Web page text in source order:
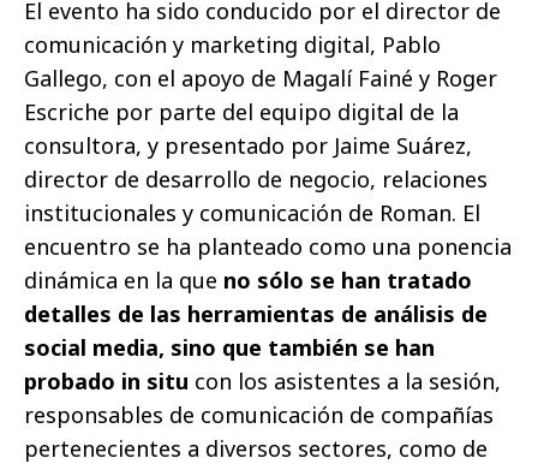
El evento ha sido conducido por el director de
comunicación y marketing digital, Pablo
Gallego, con el apoyo de Magalí Fainé y Roger
Escriche por parte del equipo digital de la
consultora, y presentado por Jaime Suárez,
director de desarrollo de negocio, relaciones
institucionales y comunicación de Roman. El
encuentro se ha planteado como una ponencia
dinámica en la que no sólo se han tratado
detalles de las herramientas de análisis de
social media, sino que también se han
probado in situ con los asistentes a la sesión,
responsables de comunicación de compañías
pertenecientes a diversos sectores, como de